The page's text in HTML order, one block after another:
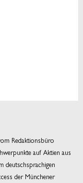
Redaktionsbüro
auf Aktien aus
deutschsprachigen
der Münchener